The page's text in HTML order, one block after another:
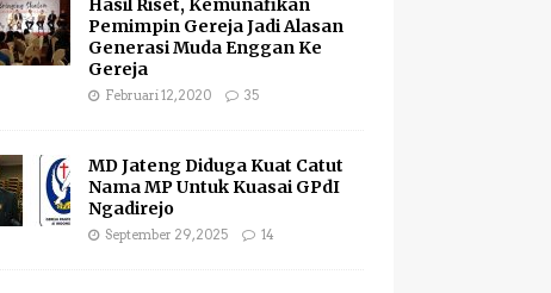
Hasil Riset, Kemunafikan
Pemimpin Gereja Jadi Alasan
Generasi Muda Enggan Ke
Gereja
Februari 12, 2020 35
MD Jateng Diduga Kuat Catut
Nama MP Untuk Kuasai GPdI
Ngadirejo
September 29, 2025 14